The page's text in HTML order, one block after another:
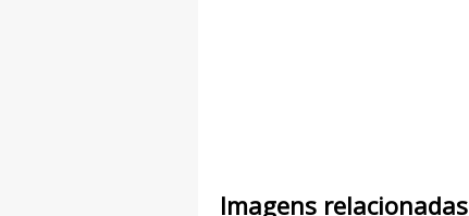
Imagens relacionadas